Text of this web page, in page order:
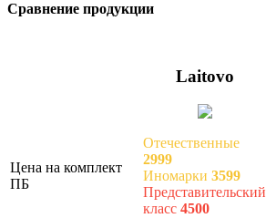
Сравнение продукции
Laitovo
Цена на комплект
ПБ
Отечественные
2999
Иномарки 3599
Представительский
класс 4500